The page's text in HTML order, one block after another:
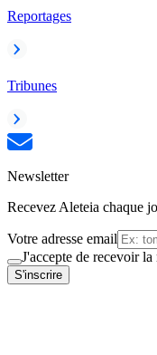
Reportages
Tribunes
Newsletter
Recevez Aleteia chaque
Votre adresse email
J'accepte de recevoir
S'inscrire